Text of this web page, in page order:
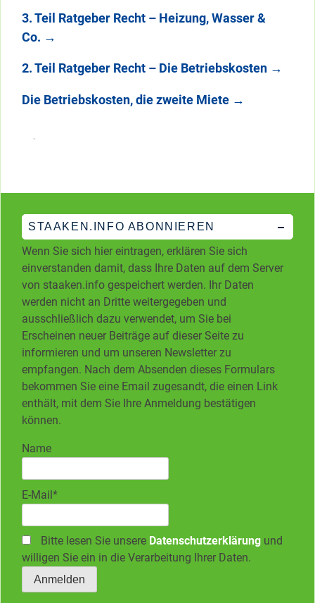
3. Teil Ratgeber Recht – Heizung, Wasser &
Co. →
2. Teil Ratgeber Recht – Die Betriebskosten →
Die Betriebskosten, die zweite Miete →
STAAKEN.INFO ABONNIEREN
Wenn Sie sich hier eintragen, erklären Sie sich
einverstanden damit, dass Ihre Daten auf dem Server
von staaken.info gespeichert werden. Ihr Daten
werden nicht an Dritte weitergegeben und
ausschließlich dazu verwendet, um Sie bei
Erscheinen neuer Beiträge auf dieser Seite zu
informieren und um unseren Newsletter zu
empfangen. Nach dem Absenden dieses Formulars
bekommen Sie eine Email zugesandt, die einen Link
enthält, mit dem Sie Ihre Anmeldung bestätigen
können.
Name
E-Mail*
Bitte lesen Sie unsere Datenschutzerklärung und
willigen Sie ein in die Verarbeitung Ihrer Daten.